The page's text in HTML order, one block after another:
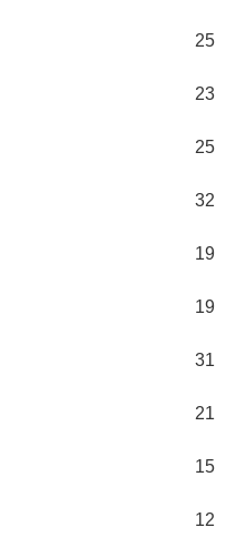
25
23
25
32
19
19
31
21
15
12